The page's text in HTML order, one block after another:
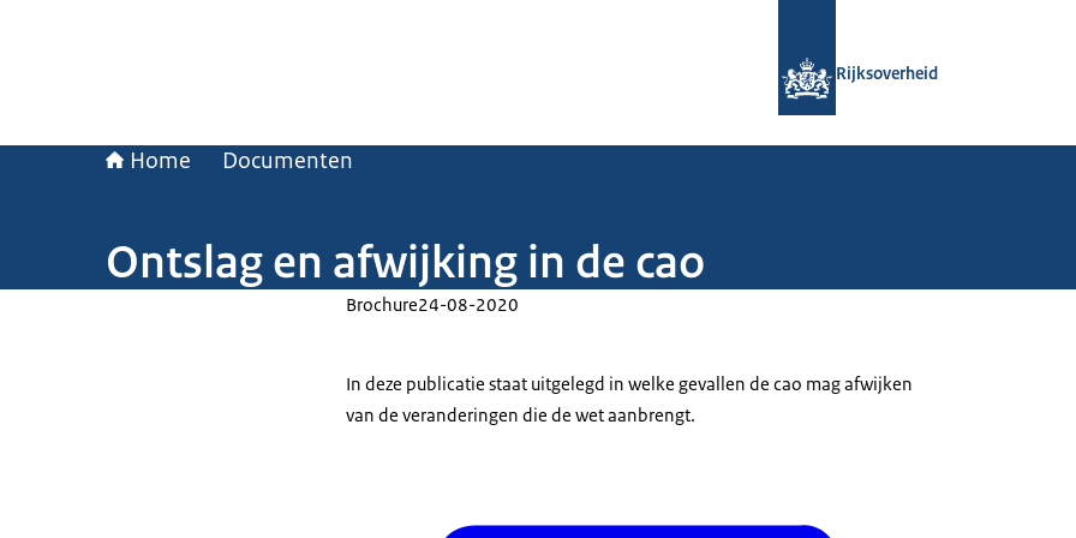
Rijksoverheid
Home Documenten
Ontslag en afwijking in de cao
Brochure24-08-2020
In deze publicatie staat uitgelegd in welke gevallen de cao mag afwijken
van de veranderingen die de wet aanbrengt.